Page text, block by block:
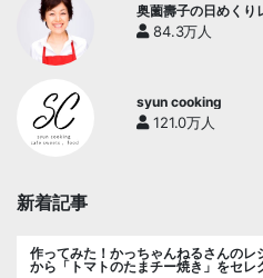
奥薗壽子の日めくり
ネル】
84.3万人
syun cooking
121.0万人
新着記事
作ってみた！かっちゃんねるさんのレ
から「トマトのたまチー焼き」をセレ